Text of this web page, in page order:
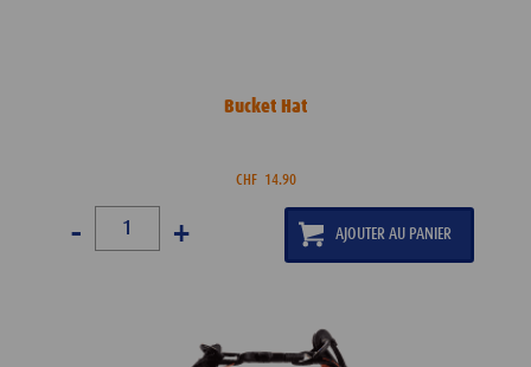
Bucket Hat
CHF 14.90
- +